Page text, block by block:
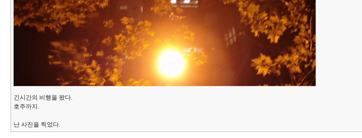
긴시간의 비행을 왔다.
호주까지.
난 사진을 찍었다.